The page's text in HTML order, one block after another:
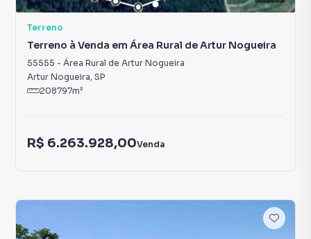
Terreno
Terreno à Venda em Área Rural de Artur Nogueira
55555 - Área Rural de Artur Nogueira
Artur Nogueira, SP
208797m²
R$ 6.263.928,00Venda